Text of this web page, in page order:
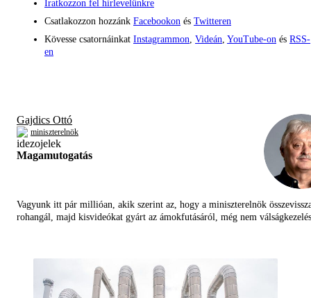
Iratkozzon fel hírlevelünkre
Csatlakozzon hozzánk Facebookon és Twitteren
Kövesse csatornáinkat Instagrammon, Videán, YouTube-on és RSS-
en
Gajdics Ottó
miniszterelnök
Magamutogatás
Vagyunk itt pár millióan, akik szerint az, hogy a miniszterelnök
rohangál, majd kisvideókat gyárt az ámokfutásáról, még nem